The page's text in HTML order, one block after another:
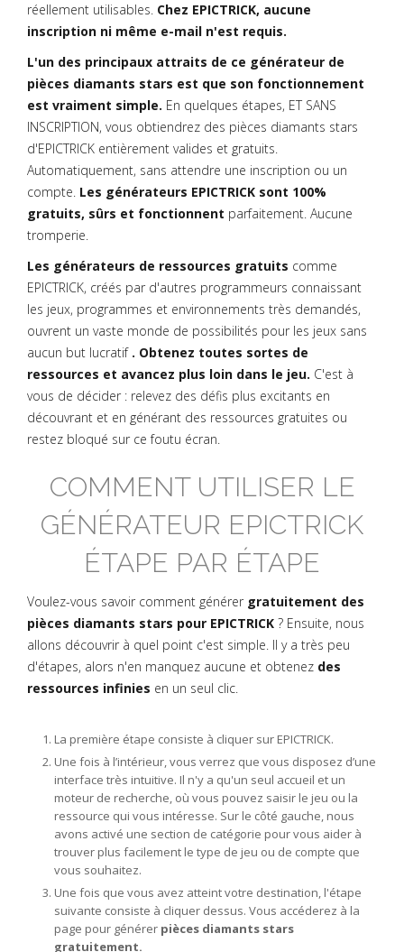
réellement utilisables. Chez EPICTRICK, aucune
inscription ni même e-mail n'est requis.
L'un des principaux attraits de ce générateur de
pièces diamants stars est que son fonctionnement
est vraiment simple. En quelques étapes, ET SANS
INSCRIPTION, vous obtiendrez des pièces diamants stars
d'EPICTRICK entièrement valides et gratuits.
Automatiquement, sans attendre une inscription ou un
compte. Les générateurs EPICTRICK sont 100%
gratuits, sûrs et fonctionnent parfaitement. Aucune
tromperie.
Les générateurs de ressources gratuits comme
EPICTRICK, créés par d'autres programmeurs connaissant
les jeux, programmes et environnements très demandés,
ouvrent un vaste monde de possibilités pour les jeux sans
aucun but lucratif . Obtenez toutes sortes de
ressources et avancez plus loin dans le jeu. C'est à
vous de décider : relevez des défis plus excitants en
découvrant et en générant des ressources gratuites ou
restez bloqué sur ce foutu écran.
COMMENT UTILISER LE
GÉNÉRATEUR EPICTRICK
ÉTAPE PAR ÉTAPE
Voulez-vous savoir comment générer gratuitement des
pièces diamants stars pour EPICTRICK ? Ensuite, nous
allons découvrir à quel point c'est simple. Il y a très peu
d'étapes, alors n'en manquez aucune et obtenez des
ressources infinies en un seul clic.
La première étape consiste à cliquer sur EPICTRICK.
Une fois à l’intérieur, vous verrez que vous disposez d’une
interface très intuitive. Il n'y a qu'un seul accueil et un
moteur de recherche, où vous pouvez saisir le jeu ou la
ressource qui vous intéresse. Sur le côté gauche, nous
avons activé une section de catégorie pour vous aider à
trouver plus facilement le type de jeu ou de compte que
vous souhaitez.
Une fois que vous avez atteint votre destination, l'étape
suivante consiste à cliquer dessus. Vous accéderez à la
page pour générer pièces diamants stars
gratuitement.